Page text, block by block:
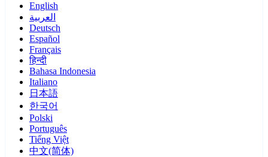
English
العربية
Deutsch
Español
Français
हिन्दी
Bahasa Indonesia
Italiano
日本語
한국어
Polski
Português
Tiếng Việt
中文(简体)